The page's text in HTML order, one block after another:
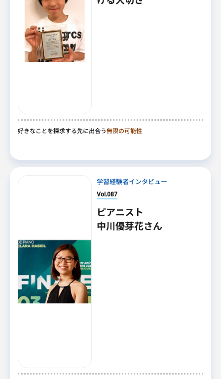
好きなことを探求する先に出合う無限の可能性
学習経験者インタビュー
Vol.087
ピアニスト
中川優芽花さん